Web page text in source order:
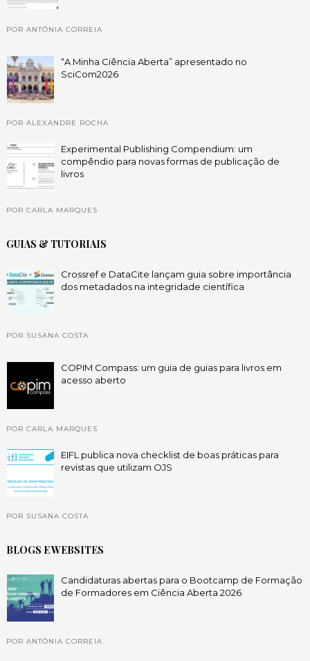
POR ANTÓNIA CORREIA
“A Minha Ciência Aberta” apresentado no
SciCom2026
POR ALEXANDRE ROCHA
Experimental Publishing Compendium: um
compêndio para novas formas de publicação de
livros
POR CARLA MARQUES
GUIAS & TUTORIAIS
Crossref e DataCite lançam guia sobre importância
dos metadados na integridade científica
POR SUSANA COSTA
COPIM Compass: um guia de guias para livros em
acesso aberto
POR CARLA MARQUES
EIFL publica nova checklist de boas práticas para
revistas que utilizam OJS
POR SUSANA COSTA
BLOGS E WEBSITES
Candidaturas abertas para o Bootcamp de Formação
de Formadores em Ciência Aberta 2026
POR ANTÓNIA CORREIA